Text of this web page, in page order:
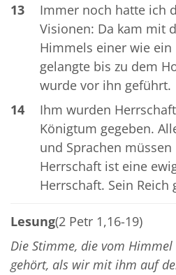
13
Immer noch hatte ich
Visionen: Da kam mit
Himmels einer wie ein
gelangte bis zu dem
wurde vor ihn geführt.
14
Ihm wurden
Königtum gegeben.
und Sprachen
Herrschaft ist eine
Herrschaft. Sein
Lesung(2 Petr 1,16-19)
Die Stimme, die vom
gehört, als wir mit ihm auf